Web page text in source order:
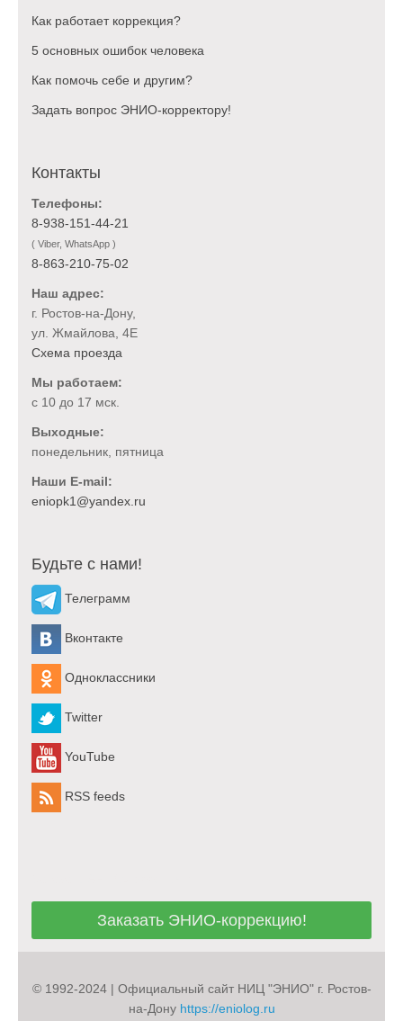
Как работает коррекция?
5 основных ошибок человека
Как помочь себе и другим?
Задать вопрос ЭНИО-корректору!
Контакты
Телефоны:
8-938-151-44-21
( Viber, WhatsApp )
8-863-210-75-02
Наш адрес:
г. Ростов-на-Дону,
ул. Жмайлова, 4Е
Схема проезда
Мы работаем:
с 10 до 17 мск.
Выходные:
понедельник, пятница
Наши E-mail:
Будьте с нами!
Телеграмм
Вконтакте
Одноклассники
Twitter
YouTube
RSS feeds
Заказать ЭНИО-коррекцию!
© 1992-2024 | Официальный сайт НИЦ "ЭНИО" г. Ростов-
на-Дону https://eniolog.ru